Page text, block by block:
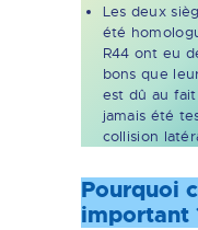
Les deux
été
R44 ont eu
bons que
est dû au
jamais été
collision
Pourquoi
important